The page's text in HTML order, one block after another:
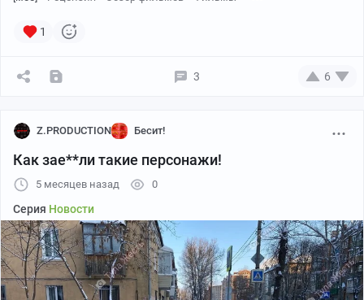
Постер
Всем привет!
1
3 6
Z.PRODUCTION Бесит!
Как зае**ли такие персонажи!
5 месяцев назад 0
Серия Новости